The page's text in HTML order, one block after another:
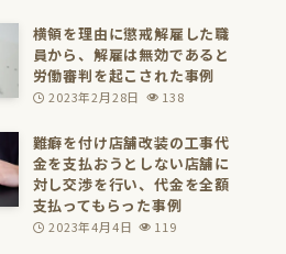
横領を理由に懲戒解雇した職
員から、解雇は無効であると
労働審判を起こされた事例
2023年2月28日 138
難癖を付け店舗改装の工事代
金を支払おうとしない店舗に
対し交渉を行い、代金を全額
支払ってもらった事例
2023年4月4日 119